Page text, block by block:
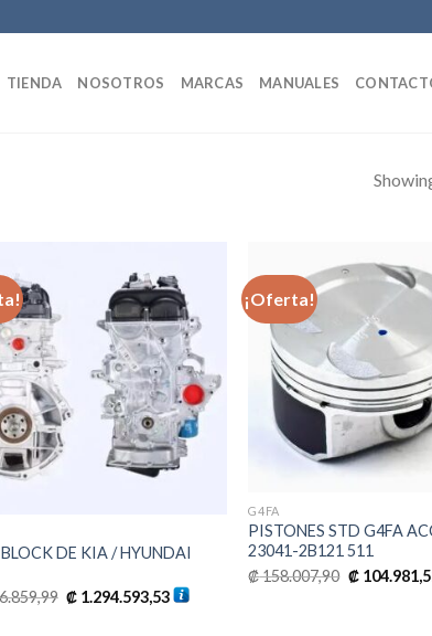
TIENDA NOSOTROS MARCAS MANUALES
Añadir
a la
lista de
deseos
DE KIA / HYUNDAI
El
precio
₡ 1.294.593,53El
precio
¡Oferta!
G4FA
PISTONES STD G4FA
23041-2B121 511
₡158.007,90 El
precio
₡